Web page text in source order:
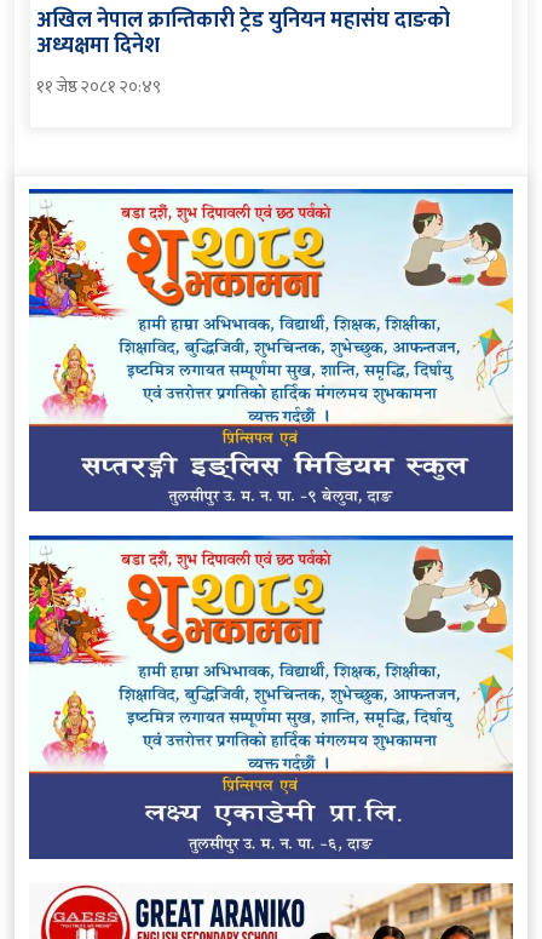
अखिल नेपाल क्रान्तिकारी ट्रेड युनियन महासंघ दाङको
अध्यक्षमा दिनेश
११ जेष्ठ २०८१ २०:४९